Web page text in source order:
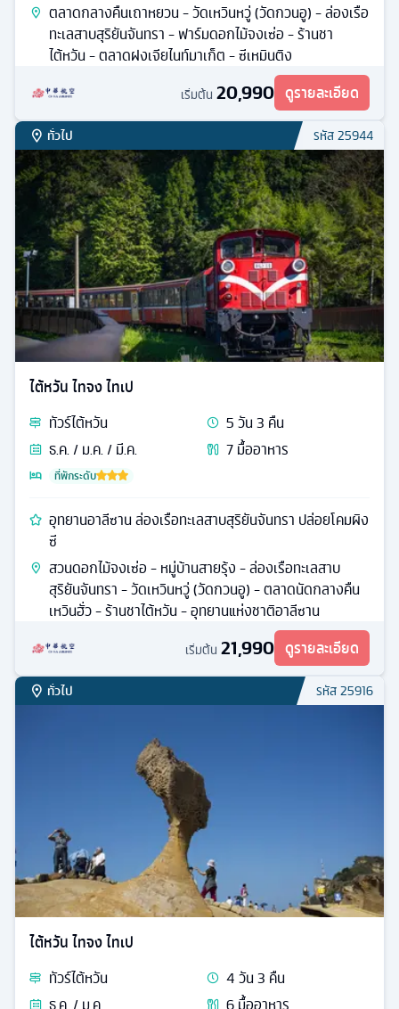
ตลาดกลางคืนเถาหยวน - วัดเหวินหวู่ (วัดกวนอู) - ล่องเรือ
ทะเลสาบสุริยันจันทรา - ฟาร์มดอกไม้จงเซ่อ - ร้านชา
ไต้หวัน - ตลาดฝงเจียไนท์มาเก็ต - ซีเหมินติง
เริ่มต้น 20,990 ดูรายละเอียด
ทั่วไป รหัส25944
ไต้หวัน ไทจง ไทเป
ทัวร์ไต้หวัน 5วัน3 คืน
ธ.ค. / ม.ค. / มี.ค.
7มื้ออาหาร
ที่พักระดับ
อุทยานอาลีซาน ล่องเรือทะเลสาบสุริยันจันทรา ปล่อยโคมผิง
ซี
สวนดอกไม้จงเซ่อ - หมู่บ้านสายรุ้ง - ล่องเรือทะเลสาบ
สุริยันจันทรา - วัดเหวินหวู่ (วัดกวนอู) - ตลาดนัดกลางคืน
เหวินฮั่ว - ร้านชาไต้หวัน - อุทยานแห่งชาติอาลีซาน
เริ่มต้น 21,990 ดูรายละเอียด
ทั่วไป รหัส25916
ไต้หวัน ไทจง ไทเป
ทัวร์ไต้หวัน 4วัน3 คืน